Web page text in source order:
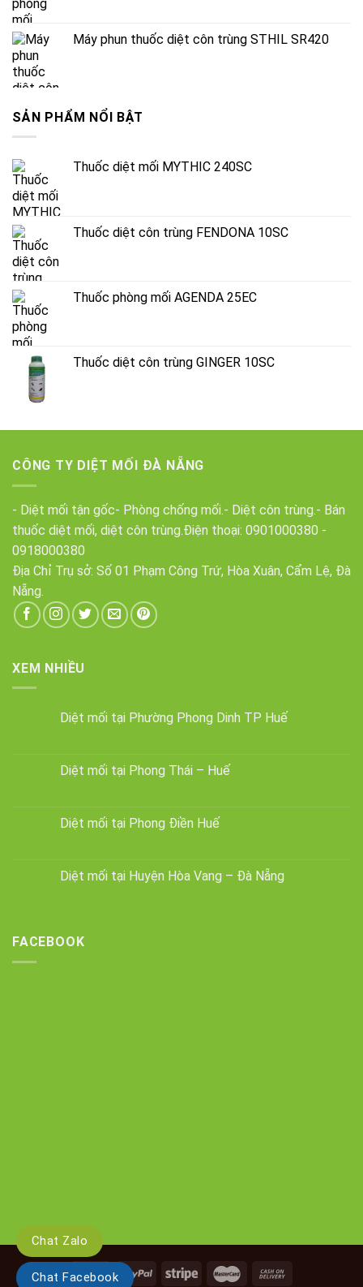
Máy phun thuốc diệt côn trùng STHIL SR420
SẢN PHẨM NỔI BẬT
Thuốc diệt mối MYTHIC 240SC
Thuốc diệt côn trùng FENDONA 10SC
Thuốc phòng mối AGENDA 25EC
Thuốc diệt côn trùng GINGER 10SC
CÔNG TY DIỆT MỐI ĐÀ NẴNG
- Diệt mối tận gốc- Phòng chống mối.- Diệt côn trùng.- Bán
thuốc diệt mối, diệt côn trùng.Điện thoại: 0901000380 -
0918000380
Địa Chỉ Trụ sở: Số 01 Phạm Công Trứ, Hòa Xuân, Cẩm Lệ, Đà
Nẵng.
XEM NHIỀU
Diệt mối tại Phường Phong Dinh TP Huế
Diệt mối tại Phong Thái – Huế
Diệt mối tại Phong Điền Huế
Diệt mối tại Huyện Hòa Vang – Đà Nẵng
FACEBOOK
Chat Zalo
Chat Facebook